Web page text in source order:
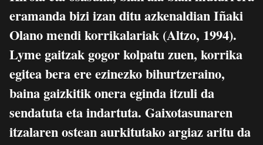
eramanda bizi izan ditu azkenaldian Iñaki
Olano mendi korrikalariak (Altzo, 1994).
Lyme gaitzak gogor kolpatu zuen, korrika
egitea bera ere ezinezko bihurtzeraino,
baina gaizkitik onera eginda itzuli da
sendatuta eta indartuta. Gaixotasunaren
itzalaren ostean aurkitutako argiaz aritu da